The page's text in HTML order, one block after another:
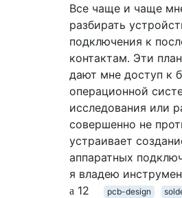
Все чаще и чаще
разбирать
подключения к
контактам. Эти
дают мне доступ к
операционной
исследования или
совершенно не
устраивает
аппаратных
я владею
12
pcb-design